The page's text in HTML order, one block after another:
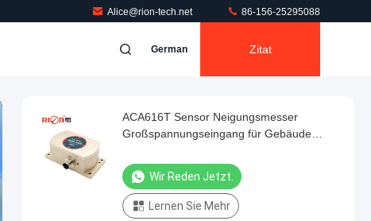
Alice@rion-tech.net 86-156-25295088
German Zitat
ACA616T Sensor Neigungsmesser
Großspannungseingang für Gebäude
Wir Reden Jetzt.
Lernen Sie Mehr